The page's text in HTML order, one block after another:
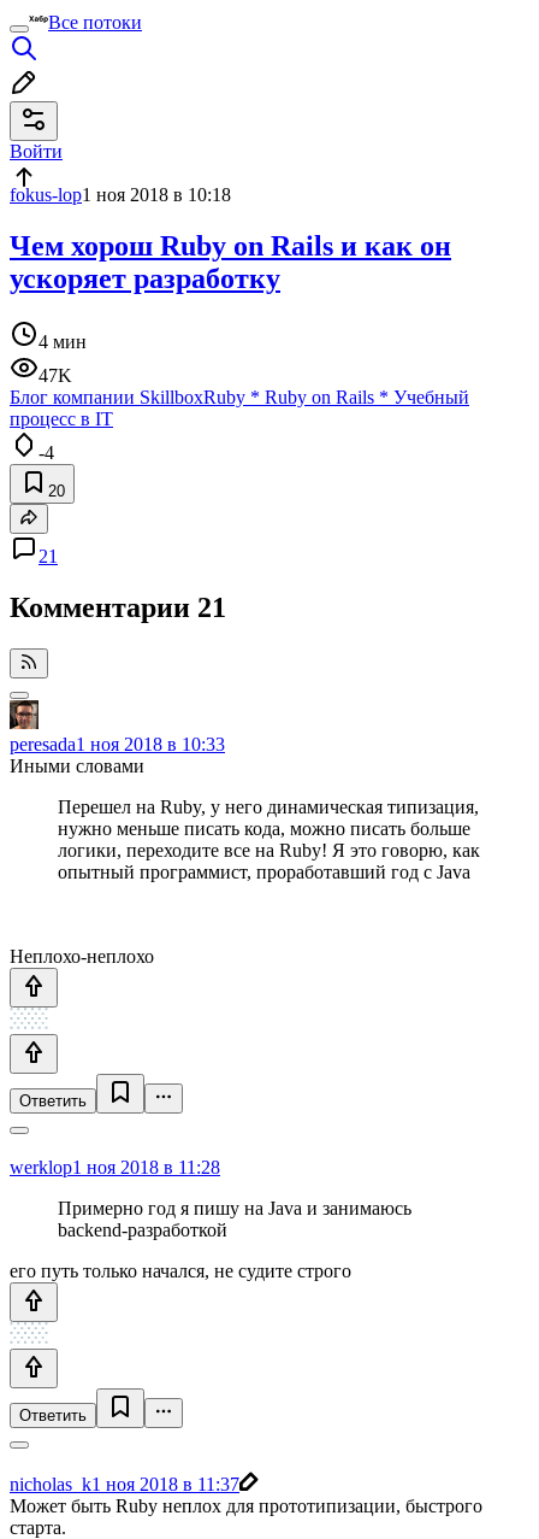
Все потоки
Войти
fokus-lop1 ноя 2018 в 10:18
Чем хорош Ruby on Rails и как он
ускоряет разработку
4 мин
47K
Блог компании SkillboxRuby * Ruby on Rails * Учебный
процесс в IT
-4
20
21
Комментарии 21
peresada1 ноя 2018 в 10:33
Иными словами
Перешел на Ruby, у него динамическая типизация,
нужно меньше писать кода, можно писать больше
логики, переходите все на Ruby! Я это говорю, как
опытный программист, проработавший год с Java
Неплохо-неплохо
Ответить
werklop1 ноя 2018 в 11:28
Примерно год я пишу на Java и занимаюсь
backend-разработкой
его путь только начался, не судите строго
Ответить
nicholas_k1 ноя 2018 в 11:37
Может быть Ruby неплох для прототипизации, быстрого
старта.